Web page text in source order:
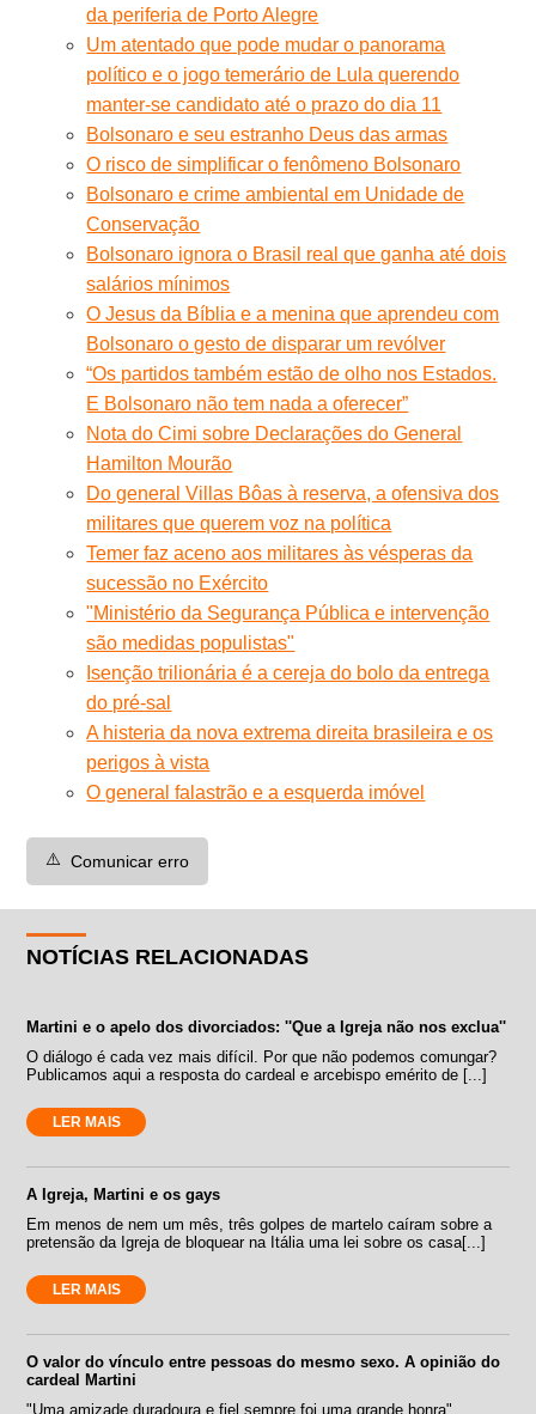
da periferia de Porto Alegre
Um atentado que pode mudar o panorama
político e o jogo temerário de Lula querendo
manter-se candidato até o prazo do dia 11
Bolsonaro e seu estranho Deus das armas
O risco de simplificar o fenômeno Bolsonaro
Bolsonaro e crime ambiental em Unidade de
Conservação
Bolsonaro ignora o Brasil real que ganha até dois
salários mínimos
O Jesus da Bíblia e a menina que aprendeu com
Bolsonaro o gesto de disparar um revólver
“Os partidos também estão de olho nos Estados.
E Bolsonaro não tem nada a oferecer”
Nota do Cimi sobre Declarações do General
Hamilton Mourão
Do general Villas Bôas à reserva, a ofensiva dos
militares que querem voz na política
Temer faz aceno aos militares às vésperas da
sucessão no Exército
"Ministério da Segurança Pública e intervenção
são medidas populistas"
Isenção trilionária é a cereja do bolo da entrega
do pré-sal
A histeria da nova extrema direita brasileira e os
perigos à vista
O general falastrão e a esquerda imóvel
⚠️ Comunicar erro
NOTÍCIAS RELACIONADAS
Martini e o apelo dos divorciados: ''Que a Igreja não nos exclua''
O diálogo é cada vez mais difícil. Por que não podemos comungar?
Publicamos aqui a resposta do cardeal e arcebispo emérito de [...]
LER MAIS
A Igreja, Martini e os gays
Em menos de nem um mês, três golpes de martelo caíram sobre a
pretensão da Igreja de bloquear na Itália uma lei sobre os casa[...]
LER MAIS
O valor do vínculo entre pessoas do mesmo sexo. A opinião do
cardeal Martini
"Uma amizade duradoura e fiel sempre foi uma grande honra".